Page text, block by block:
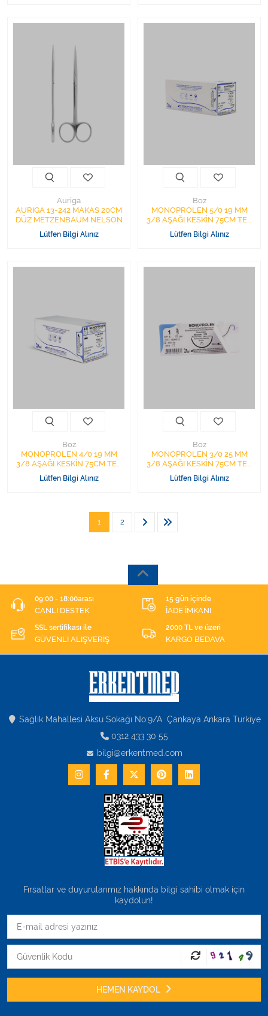
Auriga
AURIGA 13-242 MAKAS 20CM
DÜZ METZENBAUM NELSON
Lütfen Bilgi Alınız
Boz
MONOPROLEN 5/0 19 MM
3/8 AŞAĞI KESKİN 75CM TEK
İĞNE ML2007 CERRAHİ
SÜTUR
Lütfen Bilgi Alınız
Boz
MONOPROLEN 4/0 19 MM
3/8 AŞAĞI KESKİN 75CM TEK
İĞNE ML2642 CERRAHİ
SÜTUR
Lütfen Bilgi Alınız
Boz
MONOPROLEN 3/0 25 MM
3/8 AŞAĞI KESKİN 75CM TEK
İĞNE ML3275 CERRAHİ
SÜTUR
Lütfen Bilgi Alınız
1 2
09:00 - 18:00arası
CANLI DESTEK
15 gün içinde
İADE İMKANI
SSL sertifikası ile
GÜVENLİ ALIŞVERİŞ
2000 TL ve üzeri
KARGO BEDAVA
Sağlık Mahallesi Aksu Sokağı No:9/A Çankaya Ankara Turkiye
0312 433 30 55
bilgi@erkentmed.com
Fırsatlar ve duyurularımız hakkında bilgi sahibi olmak için
kaydolun!
HEMEN KAYDOL